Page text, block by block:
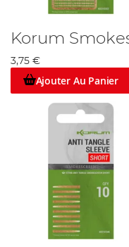
Korum
3,75 €
Ajouter Au Panier